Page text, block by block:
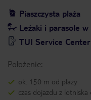
Piaszczysta plaża
Leżaki i parasole w
TUI Service
Położenie:
ok. 150 m od plaży
czas dojazdu z